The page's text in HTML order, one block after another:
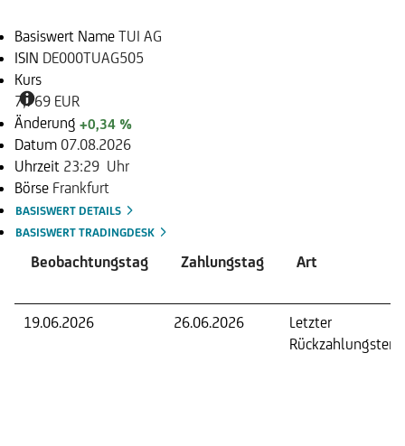
Basiswert Name TUI AG
ISIN DE000TUAG505
Kurs
7,769 EUR
Änderung +0,34 %
Datum 07.08.2026
Uhrzeit 23:29 Uhr
Börse Frankfurt
BASISWERT DETAILS
BASISWERT TRADINGDESK
Beobachtungstag Zahlungstag Art
19.06.2026 26.06.2026
Letzter